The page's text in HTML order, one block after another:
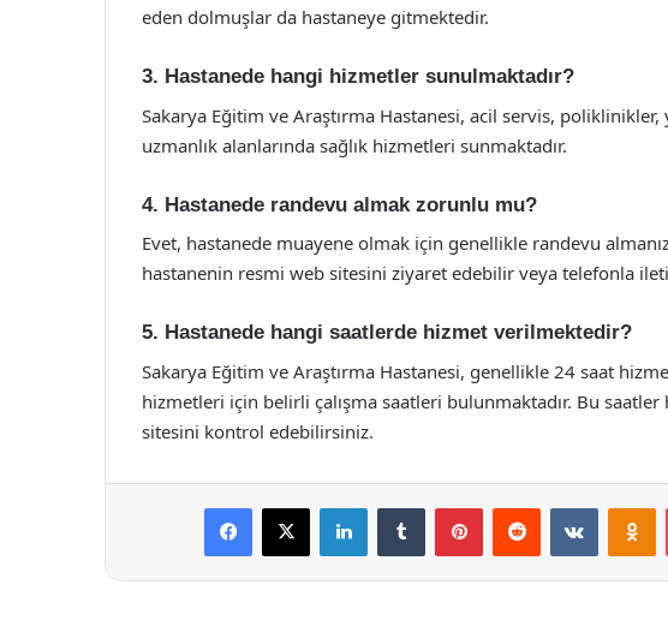
eden dolmuşlar da hastaneye gitmektedir.
3. Hastanede hangi hizmetler sunulmaktadır?
Sakarya Eğitim ve Araştırma Hastanesi, acil servis,
uzmanlık alanlarında sağlık hizmetleri sunmaktadır.
4. Hastanede randevu almak zorunlu mu?
Evet, hastanede muayene olmak için genellikle randevu
hastanenin resmi web sitesini ziyaret edebilir veya telefonla
5. Hastanede hangi saatlerde hizmet verilmektedir?
Sakarya Eğitim ve Araştırma Hastanesi, genellikle 24 saat
hizmetleri için belirli çalışma saatleri bulunmaktadır. Bu
sitesini kontrol edebilirsiniz.
Facebook
X LinkedInTumblr PinterestReddit